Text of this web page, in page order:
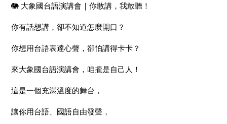
🐘 大象國台語演講會｜你敢講，我敢聽！
你有話想講，卻不知道怎麼開口？
你想用台語表達心聲，卻怕講得卡卡？
來大象國台語演講會，咱攏是自己人！
這是一個充滿溫度的舞台，
讓你用台語、國語自由發聲，